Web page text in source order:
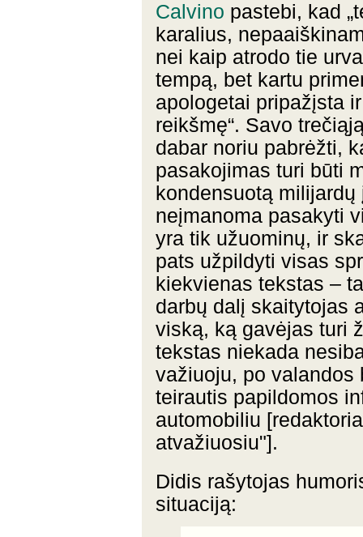
Calvino pastebi, kad
karalius,
nei kaip atrodo tie
tempą, bet kartu
apologetai pripažįsta
reikšmę“. Savo
dabar noriu pabrėžti,
pasakojimas turi būti
kondensuotą
neįmanoma pasakyti
yra tik užuominų, ir
pats užpildyti visas
kiekvienas tekstas –
darbų dalį skaitytojas
viską, ką gavėjas turi
tekstas niekada
važiuoju, po valandos
teirautis papildomos
automobiliu
atvažiuosiu"].
Didis rašytojas
situaciją: